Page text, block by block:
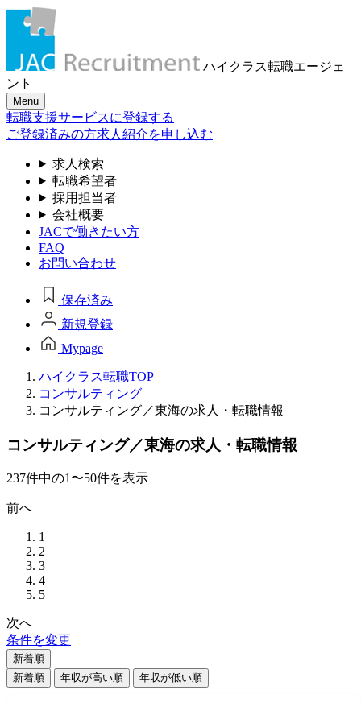
ハイクラス転職エージェ
ント
Menu
転職支援サービスに登録する
ご登録済みの方求人紹介を申し込む
求人検索
転職希望者
採用担当者
会社概要
JACで働きたい方
FAQ
お問い合わせ
保存済み
新規登録
Mypage
ハイクラス転職TOP
コンサルティング
コンサルティング／東海の求人・転職情報
コンサルティング／東海の求人・転職情報
237件中の1〜50件を表示
前へ
1
2
3
4
5
次へ
条件を変更
新着順
新着順
年収が高い順 年収が低い順